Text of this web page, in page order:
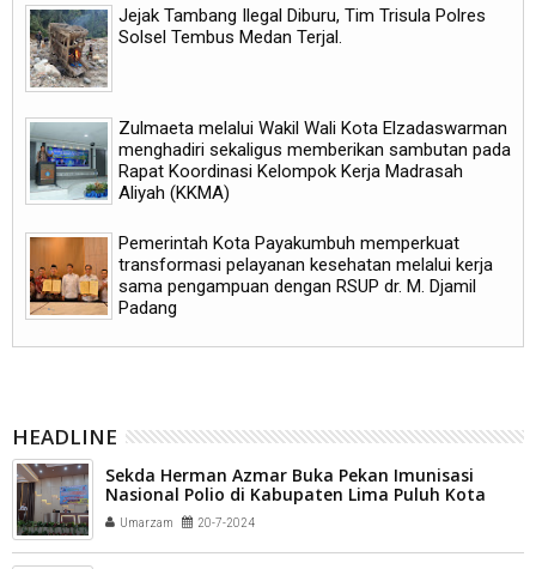
Jejak Tambang Ilegal Diburu, Tim Trisula Polres
Solsel Tembus Medan Terjal.
Zulmaeta melalui Wakil Wali Kota Elzadaswarman
menghadiri sekaligus memberikan sambutan pada
Rapat Koordinasi Kelompok Kerja Madrasah
Aliyah (KKMA)
Pemerintah Kota Payakumbuh memperkuat
transformasi pelayanan kesehatan melalui kerja
sama pengampuan dengan RSUP dr. M. Djamil
Padang
HEADLINE
Sekda Herman Azmar Buka Pekan Imunisasi
Nasional Polio di Kabupaten Lima Puluh Kota
Umarzam 20-7-2024